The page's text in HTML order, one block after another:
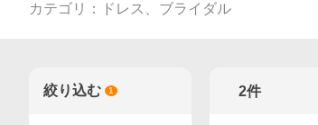
カテゴリ ： ドレス、ブライダル
2件
絞り込む 1